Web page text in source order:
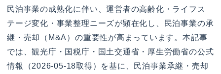
民泊事業の成熟化に伴い、運営者の高齢化・ライフス
テージ変化・事業整理ニーズが顕在化し、民泊事業の承
継・売却（M&A）の重要性が高まっています。本記事
では、観光庁・国税庁・国土交通省・厚生労働省の公式
情報（2026-05-18取得）を基に、民泊事業承継・売却